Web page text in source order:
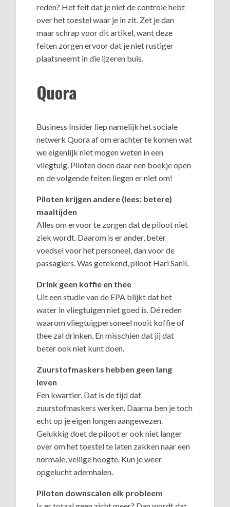
reden? Het feit dat je niet de controle hebt
over het toestel waar je in zit. Zet je dan
maar schrap voor dit artikel, want deze
feiten zorgen ervoor dat je niet rustiger
plaatsneemt in die ijzeren buis.
Quora
Business Insider liep namelijk het sociale
netwerk Quora af om erachter te komen wat
we eigenlijk niet mogen weten in een
vliegtuig. Piloten doen daar een boekje open
en de volgende feiten liegen er niet om!
Piloten krijgen andere (lees: betere)
maaltijden
Alles om ervoor te zorgen dat de piloot niet
ziek wordt. Daarom is er ander, beter
voedsel voor het personeel, dan voor de
passagiers. Was getekend, piloot Hari Sanil.
Drink geen koffie en thee
Uit een studie van de EPA blijkt dat het
water in vliegtuigen niet goed is. Dé reden
waarom vliegtuigpersoneel nooit koffie of
thee zal drinken. En misschien dat jij dat
beter ook niet kunt doen.
Zuurstofmaskers hebben geen lang
leven
Een kwartier. Dat is de tijd dat
zuurstofmaskers werken. Daarna ben je toch
echt op je eigen longen aangewezen.
Gelukkig doet de piloot er ook niet langer
over om het toestel te laten zakken naar een
normale, veilige hoogte. Kun je weer
opgelucht ademhalen.
Piloten downscalen elk probleem